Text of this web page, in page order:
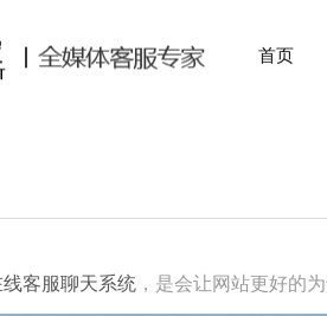
首页
线客服聊天系统 ，是会让网站更好的